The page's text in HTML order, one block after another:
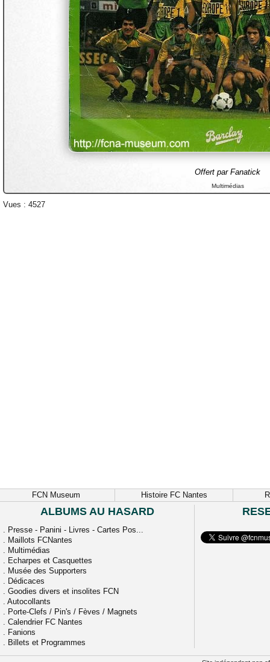
Offert par Fanatick
Multimédias
Vues : 4527
FCN Museum Histoire FC Nantes
ALBUMS AU HASARD
. Presse - Panini - Livres - Cartes Pos...
. Maillots FCNantes
. Multimédias
. Echarpes et Casquettes
. Musée des Supporters
. Dédicaces
. Goodies divers et insolites FCN
. Autocollants
. Porte-Clefs / Pin's / Fèves / Magnets
. Calendrier FC Nantes
. Fanions
. Billets et Programmes